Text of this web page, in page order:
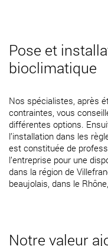
Pose et
bioclimatique
Nos spécialistes, après
contraintes, vous
différentes options.
l’installation dans les
est constituée de
l’entreprise pour une
dans la région de
beaujolais, dans le
Notre valeur